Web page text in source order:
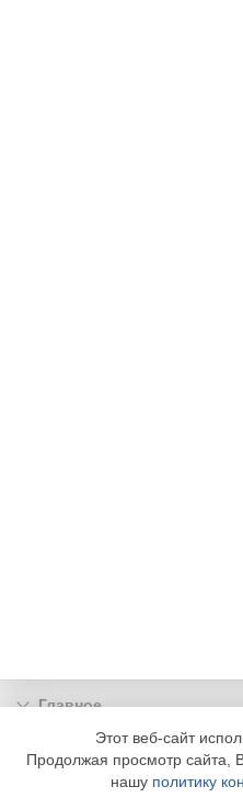
Главное
Подписка
Информация
Этот веб-сайт
Продолжая просмотр сайта,
нашу политику